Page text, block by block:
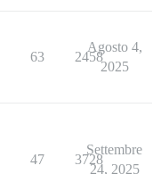
63 2458
Agosto 4,
2025
47 3728
Settembre
24, 2025